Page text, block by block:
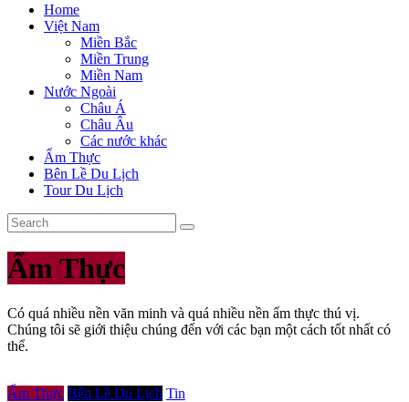
Home
Việt Nam
Miền Bắc
Miền Trung
Miền Nam
Nước Ngoài
Châu Á
Châu Âu
Các nước khác
Ẩm Thực
Bên Lề Du Lịch
Tour Du Lịch
Ẩm Thực
Có quá nhiều nền văn minh và quá nhiều nền ẩm thực thú vị.
Chúng tôi sẽ giới thiệu chúng đến với các bạn một cách tốt nhất có
thể.
Ẩm Thực Bên Lề Du Lịch Tin